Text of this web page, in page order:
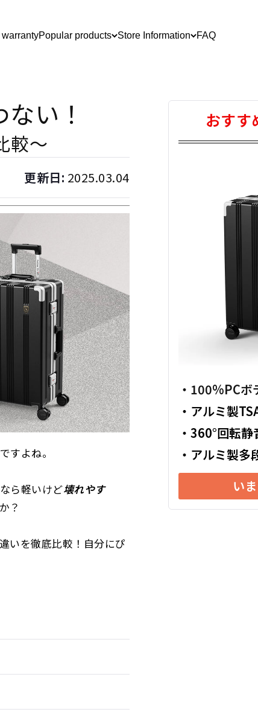
Popular products Store Information FAQ
い！
較～
更新日: 2025.03.04
すよね。
ら軽いけど壊れやす
？
いを徹底比較！自分にぴ
おすす
・ 100%PCボ
・ アルミ製
・ 360°回転静
・ アルミ製多
い